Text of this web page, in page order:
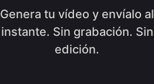
Genera tu vídeo y envíalo al
instante. Sin grabación. Sin
edición.